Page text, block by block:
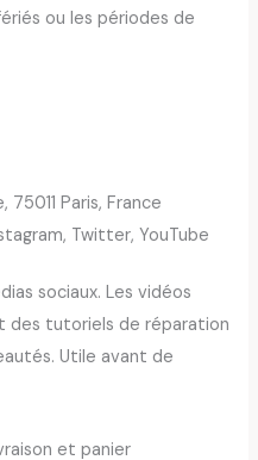
ou les périodes de
75011 Paris, France
Twitter, YouTube
sociaux. Les vidéos
des tutoriels de réparation
Utile avant de
et panier